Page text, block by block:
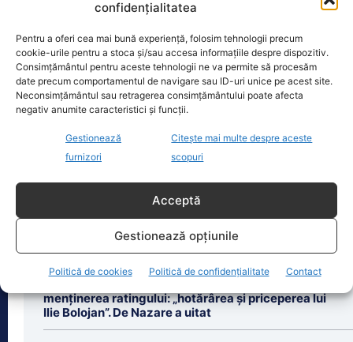
confidențialitatea
Pentru a oferi cea mai bună experiență, folosim tehnologii precum
cookie-urile pentru a stoca și/sau accesa informațiile despre dispozitiv.
Consimțământul pentru aceste tehnologii ne va permite să procesăm
date precum comportamentul de navigare sau ID-uri unice pe acest site.
Neconsimțământul sau retragerea consimțământului poate afecta
negativ anumite caracteristici și funcții.
Gestionează
furnizori
Citește mai multe despre aceste
scopuri
Acceptă
Gestionează opțiunile
Politică de cookies Politică de confidențialitate Contact
Situație explozivă la FIFA: Gianni Infantino e „acum mai
periculos ca…
Gianni Infantino, președinte al FIFA din
2016, trece prin cele mai grele zile de
la preluarea mandatului, iar acțiunile
Ultimele știri
menținerea ratingului: „hotărârea și priceperea lui
Ilie Bolojan”. De Nazare a uitat